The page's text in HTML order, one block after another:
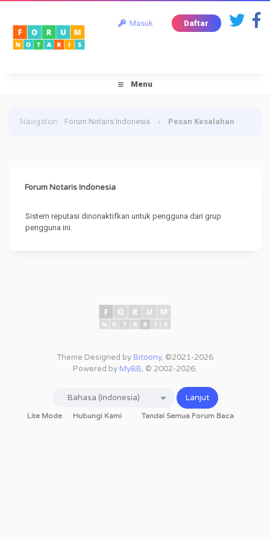
Masuk Daftar
Menu
Navigation: Forum Notaris Indonesia › Pesan Kesalahan
Forum Notaris Indonesia
Sistem reputasi dinonaktifkan untuk pengguna dari grup
pengguna ini.
Theme Designed by Bitoony, ©2021-2026
Powered by MyBB, © 2002-2026.
Lite Mode Hubungi Kami Tandai Semua Forum Baca